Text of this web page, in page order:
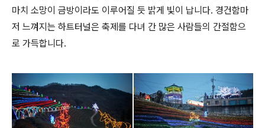
마치 소망이 금방이라도 이루어질 듯 밝게 빛이 납니다. 경건함마
저 느껴지는 하트터널은 축제를 다녀 간 많은 사람들의 간절함으
로 가득합니다.